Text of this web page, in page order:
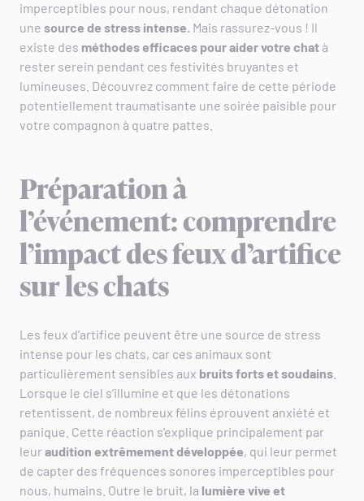
imperceptibles pour nous, rendant chaque détonation
une source de stress intense. Mais rassurez-vous ! Il
existe des méthodes efficaces pour aider votre chat à
rester serein pendant ces festivités bruyantes et
lumineuses. Découvrez comment faire de cette période
potentiellement traumatisante une soirée paisible pour
votre compagnon à quatre pattes.
Préparation à
l’événement: comprendre
l’impact des feux d’artifice
sur les chats
Les feux d’artifice peuvent être une source de stress
intense pour les chats, car ces animaux sont
particulièrement sensibles aux bruits forts et soudains
Lorsque le ciel s’illumine et que les détonations
retentissent, de nombreux félins éprouvent anxiété et
panique. Cette réaction s’explique principalement par
leuraudition extrêmement développée, qui leur permet
de capter des fréquences sonores imperceptibles pour
nous, humains. Outre le bruit, la lumière vive et